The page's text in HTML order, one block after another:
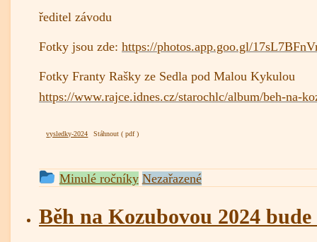
ředitel závodu
Fotky jsou zde: https://photos.app.goo.gl/
Fotky Franty Rašky ze Sedla pod Malou Kykulou
https://www.rajce.idnes.cz/starochlc/album/beh-na-
vysledky-2024 Stáhnout
This
was
posted
Minulé ročníky Nezařazené
Běh na Kozubovou 2024 bude